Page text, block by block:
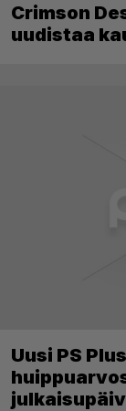
Crimson
uudistaa
Uusi PS